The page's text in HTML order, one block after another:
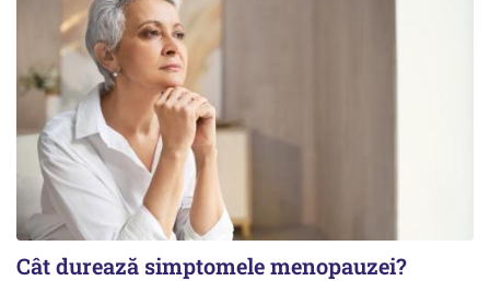
Cât durează simptomele menopauzei?